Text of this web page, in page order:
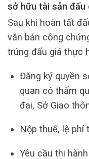
sở hữu tài sản đấu
Sau khi hoàn tất
văn bản công
trúng đấu giá thực
Đăng ký quyền
quan có thẩm
đai, Sở Giao
Nộp thuế, lệ phí
Yêu cầu thi